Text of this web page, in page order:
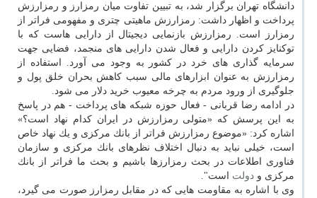
دانشگاه تهران برگزار شد، به تبیین تفاوت میان رمزارز و رمزارزش
پرداخت و اظهار داشت: رمزارزش ماهیتی چتری و مفهومی فراتر از
رمزارز است. رمزارزش بازنمایی دیجیتال از دارایی هاست كه با
توكنایز كردن دارایی و فعال شدن دارایی های منجمد، فضایی جهت
سرمایه گذاری های خرد در كشور به وجود می آورد. استفاده از
رمزارزش به عنوان ابزارهای مالی سبب كاهش بحران خلق پول و
جلوگیری از ورود مردم به چرخه معیوب خرید دلار می شود.
در ادامه رضا قربانی - فعال حوزه شبكه های پرداخت - هم در پاسخ
به این پرسش كه «متولی رمزارزش در ایران كدام نهاد است؟»
اشاره كرد: «موضوع رمزارزش فراتر از بانك مركزی و یك نهاد خاص
است، خیلی نباید به دنبال اختلاف نظرهای بانك مركزی و سازمان
فناوری اطلاعات در بحث رمزارزها باشیم و بحث ما فراتر از بانك
مركزی و دولت است".
وی با اشاره به مقاومت هایی كه در مقابل رمزارز صورت می گیرد،